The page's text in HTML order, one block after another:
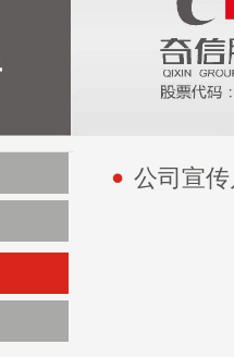
公司宣